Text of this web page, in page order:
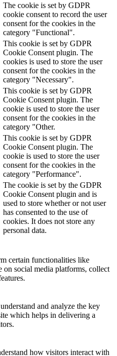
The cookie is set by GDPR
cookie consent to record the user
consent for the cookies in the
category "Functional".
This cookie is set by GDPR
Cookie Consent plugin. The
cookies is used to store the user
consent for the cookies in the
category "Necessary".
This cookie is set by GDPR
Cookie Consent plugin. The
cookie is used to store the user
consent for the cookies in the
category "Other.
This cookie is set by GDPR
Cookie Consent plugin. The
cookie is used to store the user
consent for the cookies in the
category "Performance".
The cookie is set by the GDPR
Cookie Consent plugin and is
used to store whether or not user
has consented to the use of
cookies. It does not store any
personal data.
certain functionalities like
on social media platforms, collect
and analyze the key
which helps in delivering a
how visitors interact with